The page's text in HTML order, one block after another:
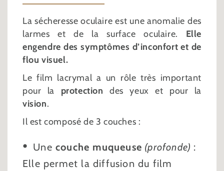
La sécheresse oculaire est une anomalie des
larmes et de la surface oculaire. Elle
engendre des symptômes d’inconfort et de
flou visuel.
Le film lacrymal a un rôle très important
pour la protection des yeux et pour la
vision.
Il est composé de 3 couches :
Unecouche muqueuse (profonde) :
Elle permet la diffusion du film